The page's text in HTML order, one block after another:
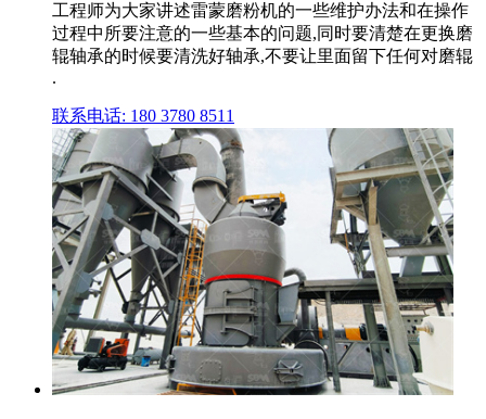
工程师为大家讲述雷蒙磨粉机的一些维护办法和在操作
过程中所要注意的一些基本的问题,同时要清楚在更换磨
辊轴承的时候要清洗好轴承,不要让里面留下任何对磨辊
.
联系电话: 180 3780 8511